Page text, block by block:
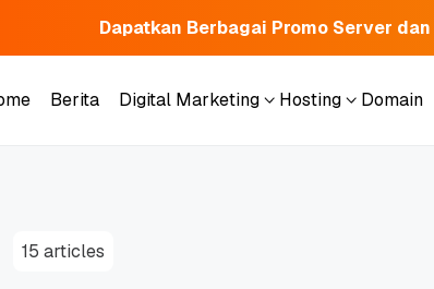
Dapatkan Berbagai Promo Server
Berita
Digital Marketing
Hosting
Domain
15 articles